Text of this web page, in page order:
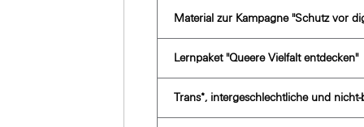
Material zur Kampagne ''Schutz vor
Lernpaket ''Queere Vielfalt entdecken''
Trans*, intergeschlechtliche und